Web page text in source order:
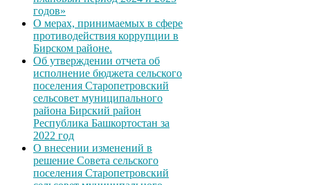
годов»
О мерах, принимаемых в сфере
противодействия коррупции в
Бирском районе.
Об утверждении отчета об
исполнение бюджета сельского
поселения Старопетровский
сельсовет муниципального
района Бирский район
Республика Башкортостан за
2022 год
О внесении изменений в
решение Совета сельского
поселения Старопетровский